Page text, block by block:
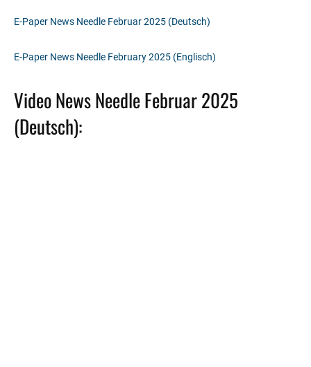
E-Paper News Needle Februar 2025 (Deutsch)
E-Paper News Needle February 2025 (Englisch)
Video News Needle Februar 2025
(Deutsch):